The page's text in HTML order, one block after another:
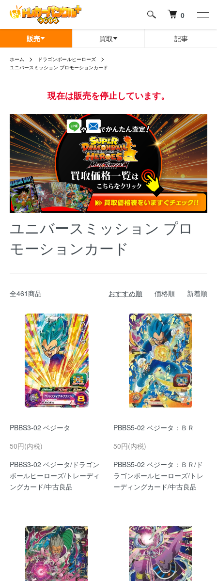
0
販売 買取 記事
ホーム
ドラゴンボールヒーローズ
ユニバースミッション プロモーションカード
現在は販売を停止しています。
ユニバースミッション プロ
モーションカード
全461商品 おすすめ順 価格順 新着順
PBBS3-02 ベジータ
50円(内税)
PBBS3-02 ベジータ/ドラゴン
ボールヒーローズ/トレーディ
ングカード/中古良品
PBBS5-02 ベジータ：ＢＲ
50円(内税)
PBBS5-02 ベジータ：ＢＲ/ド
ラゴンボールヒーローズ/トレ
ーディングカード/中古良品